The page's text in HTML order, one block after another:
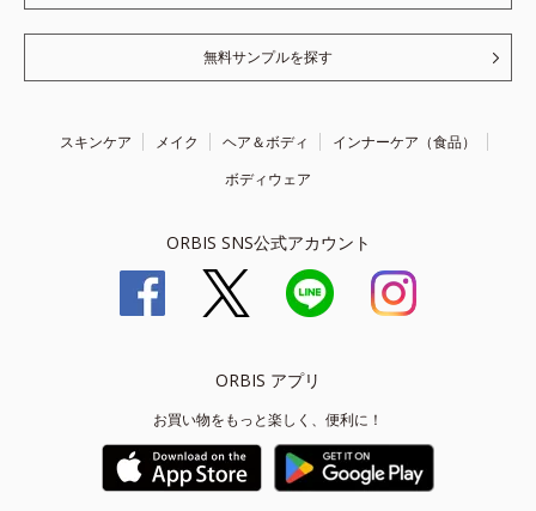
無料サンプルを探す
スキンケア メイク ヘア＆ボディ
インナーケア（食品）
ボディウェア
ORBIS SNS公式アカウント
ORBIS アプリ
お買い物をもっと楽しく、便利に！